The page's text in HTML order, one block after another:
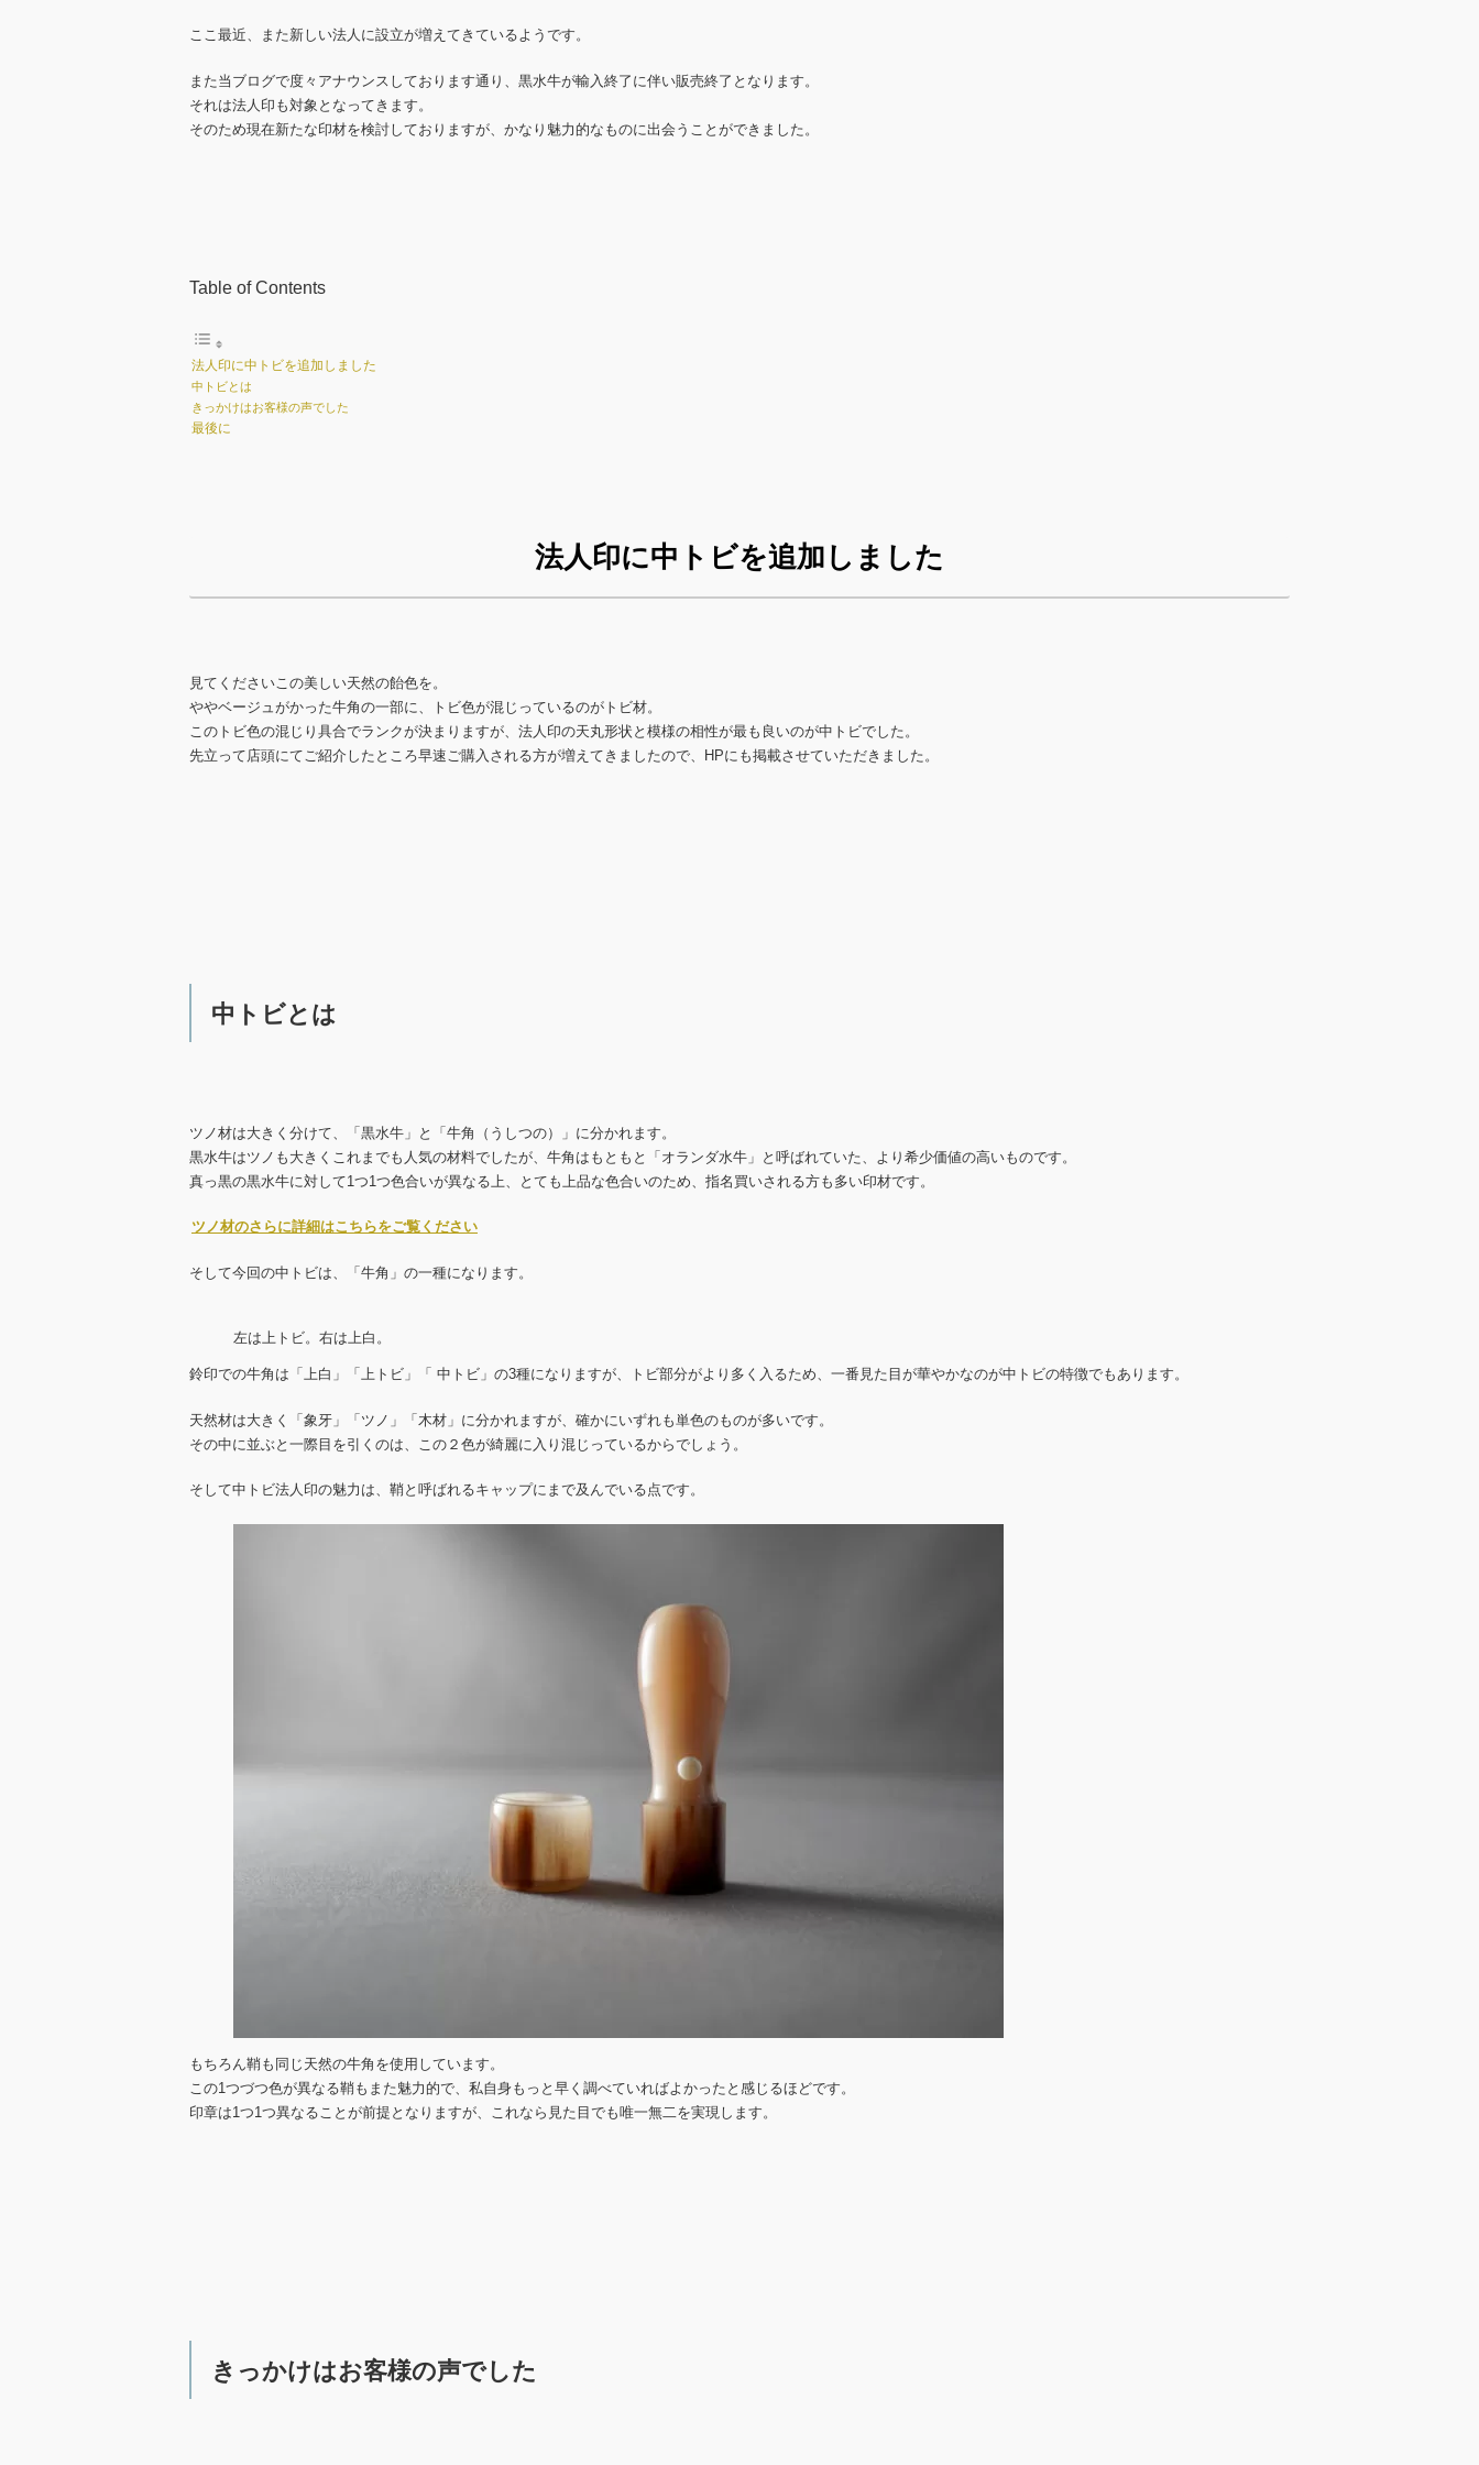
ここ最近、また新しい法人に設立が増えてきているようです。
また当ブログで度々アナウンスしております通り、黒水牛が輸入終了に伴い販売終了となります。
それは法人印も対象となってきます。
そのため現在新たな印材を検討しておりますが、かなり魅力的なものに出会うことができました。
Table of Contents
法人印に中トビを追加しました
中トビとは
きっかけはお客様の声でした
最後に
法人印に中トビを追加しました
見てくださいこの美しい天然の飴色を。
ややベージュがかった牛角の一部に、トビ色が混じっているのがトビ材。
このトビ色の混じり具合でランクが決まりますが、法人印の天丸形状と模様の相性が最も良いのが中トビでした。
先立って店頭にてご紹介したところ早速ご購入される方が増えてきましたので、HPにも掲載させていただきました。
中トビとは
ツノ材は大きく分けて、「黒水牛」と「牛角（うしつの）」に分かれます。
黒水牛はツノも大きくこれまでも人気の材料でしたが、牛角はもともと「オランダ水牛」と呼ばれていた、より希少価値の高いものです。
真っ黒の黒水牛に対して1つ1つ色合いが異なる上、とても上品な色合いのため、指名買いされる方も多い印材です。
ツノ材のさらに詳細はこちらをご覧ください
そして今回の中トビは、「牛角」の一種になります。
左は上トビ。右は上白。
鈴印での牛角は「上白」「上トビ」「 中トビ」の3種になりますが、トビ部分がより多く入るため、一番見た目が華やかなのが中トビの特徴でもあります。
天然材は大きく「象牙」「ツノ」「木材」に分かれますが、確かにいずれも単色のものが多いです。
その中に並ぶと一際目を引くのは、この２色が綺麗に入り混じっているからでしょう。
そして中トビ法人印の魅力は、鞘と呼ばれるキャップにまで及んでいる点です。
もちろん鞘も同じ天然の牛角を使用しています。
この1つづつ色が異なる鞘もまた魅力的で、私自身もっと早く調べていればよかったと感じるほどです。
印章は1つ1つ異なることが前提となりますが、これなら見た目でも唯一無二を実現します。
きっかけはお客様の声でした